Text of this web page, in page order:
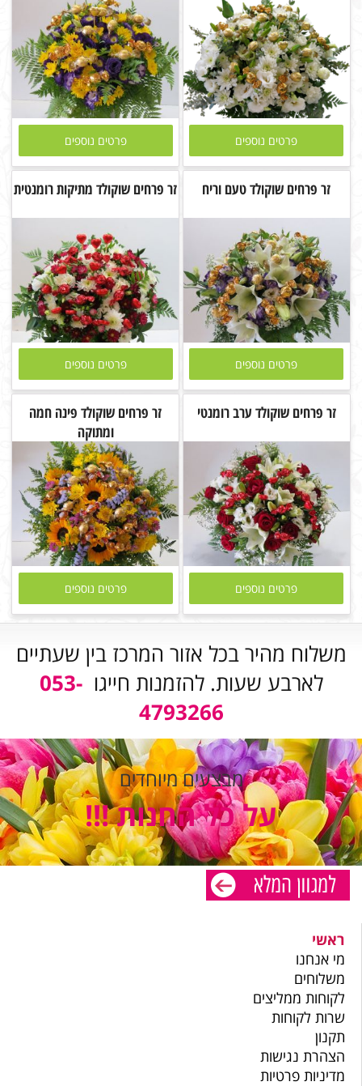
פרטים נוספים פרטים נוספים
זר פרחים שוקולד טעם וריח
פרטים נוספים
זר פרחים שוקולד מתיקות רומנטית
פרטים נוספים
זר פרחים שוקולד ערב רומנטי
פרטים נוספים
זר פרחים שוקולד פינה חמה
ומתוקה
פרטים נוספים
משלוח מהיר בכל אזור המרכז בין שעתיים
לארבע שעות. להזמנות חייגו053-
4793266
מבצעים מיוחדים
על כל החנות !!!
ראשי
מי אנחנו
משלוחים
לקוחות ממליצים
שרות לקוחות
תקנון
הצהרת נגישות
מדיניות פרטיות